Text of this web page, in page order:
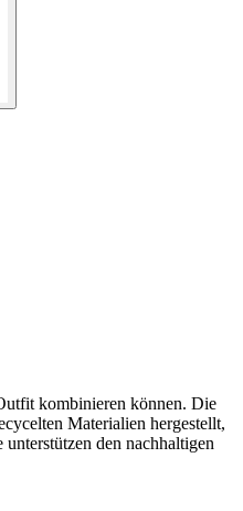
kombinieren können. Die
Materialien hergestellt,
den nachhaltigen